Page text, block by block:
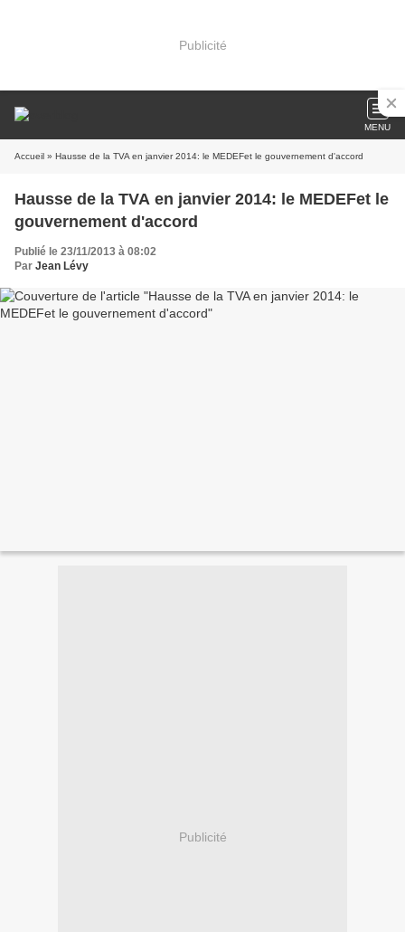
Publicité
MENU
Accueil » Hausse de la TVA en janvier 2014: le MEDEFet le gouvernement d'accord
Hausse de la TVA en janvier 2014: le MEDEFet le
gouvernement d'accord
Publié le 23/11/2013 à 08:02
Par Jean Lévy
Publicité